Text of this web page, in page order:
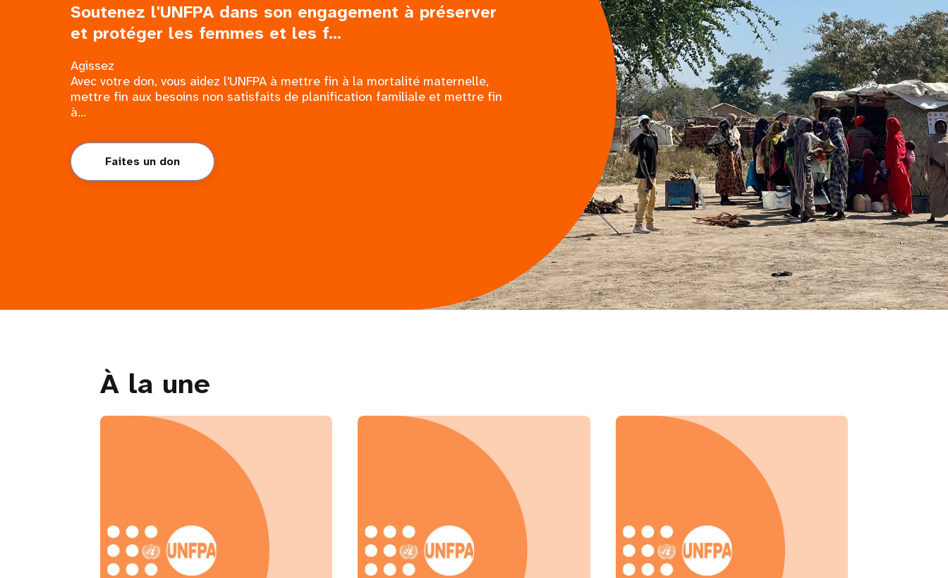
Soutenez l'UNFPA dans son engagement à préserver
et protéger les femmes et les f...
Agissez
Avec votre don, vous aidez l'UNFPA à mettre fin à la mortalité maternelle,
mettre fin aux besoins non satisfaits de planification familiale et mettre fin
à...
Faites un don
À la une